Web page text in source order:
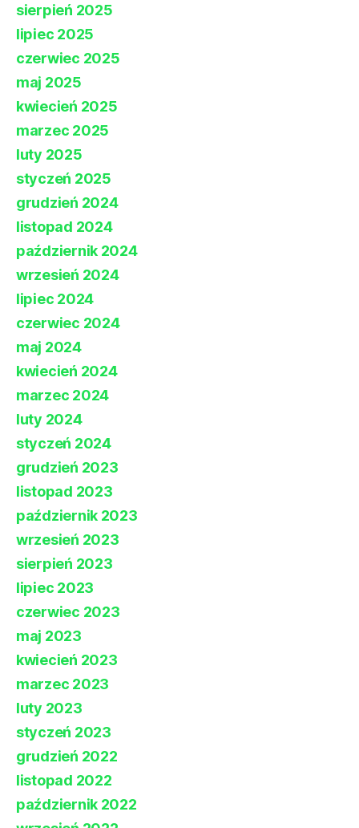
sierpień 2025
lipiec 2025
czerwiec 2025
maj 2025
kwiecień 2025
marzec 2025
luty 2025
styczeń 2025
grudzień 2024
listopad 2024
październik 2024
wrzesień 2024
lipiec 2024
czerwiec 2024
maj 2024
kwiecień 2024
marzec 2024
luty 2024
styczeń 2024
grudzień 2023
listopad 2023
październik 2023
wrzesień 2023
sierpień 2023
lipiec 2023
czerwiec 2023
maj 2023
kwiecień 2023
marzec 2023
luty 2023
styczeń 2023
grudzień 2022
listopad 2022
październik 2022